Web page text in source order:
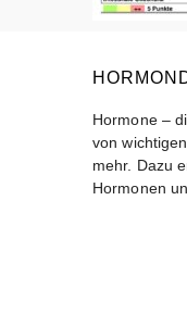
Hormone –
von
mehr. Dazu
Hormonen